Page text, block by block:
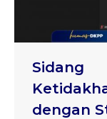
dengan